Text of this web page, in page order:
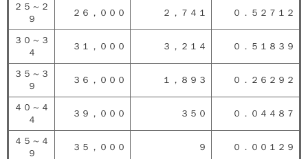
２５～２
９
２６，０００ ２，７４１ ０．５２７１２
３０～３
４
３１，０００ ３，２１４ ０．５１８３９
３５～３
９
３６，０００ １，８９３ ０．２６２９２
４０～４
４
３９，０００ ３５０ ０．０４４８７
４５～４
９
３５，０００ ９ ０．００１２９